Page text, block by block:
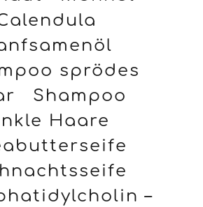
sprödes
Shampoo
Haare
–